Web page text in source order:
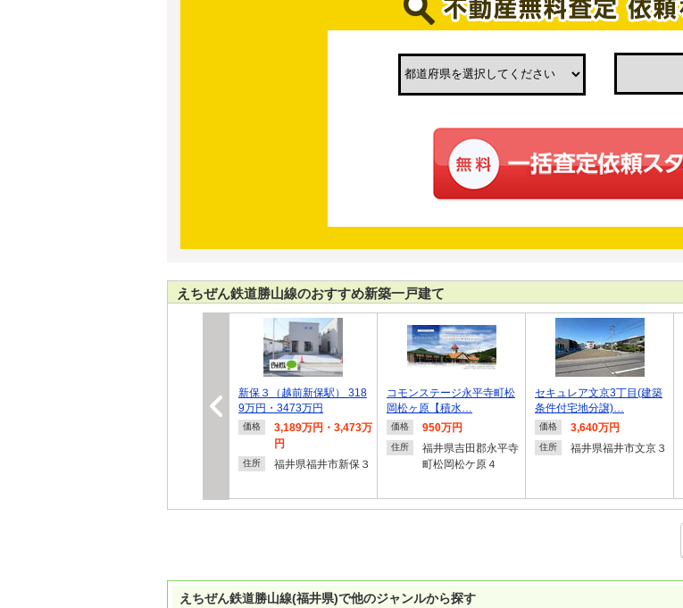
えちぜん鉄道勝山線のおすすめ新築一戸建て
新保３（越前新保駅） 318
9万円・3473万円
価格
3,189万円・3,473万
円
住所 福井県福井市新保３
コモンステージ永平寺町松
岡松ヶ原【積水…
価格 950万円
住所
福井県吉田郡永平寺
町松岡松ケ原４
セキュレア文京3丁目(建築
条件付宅地分譲)…
価格 3,640万円
住所 福井県福井市文京３
えちぜん鉄道勝山線(福井県)で他のジャンルから探す